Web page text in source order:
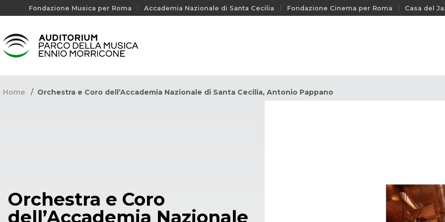
Fondazione Musica per Roma Accademia Nazionale di Santa Cecilia Fondazione Cinema per Roma Casa del
Home Orchestra e Coro dell’Accademia Nazionale di Santa Cecilia, Antonio Pappano
Orchestra e Coro
dell’Accademia Nazionale